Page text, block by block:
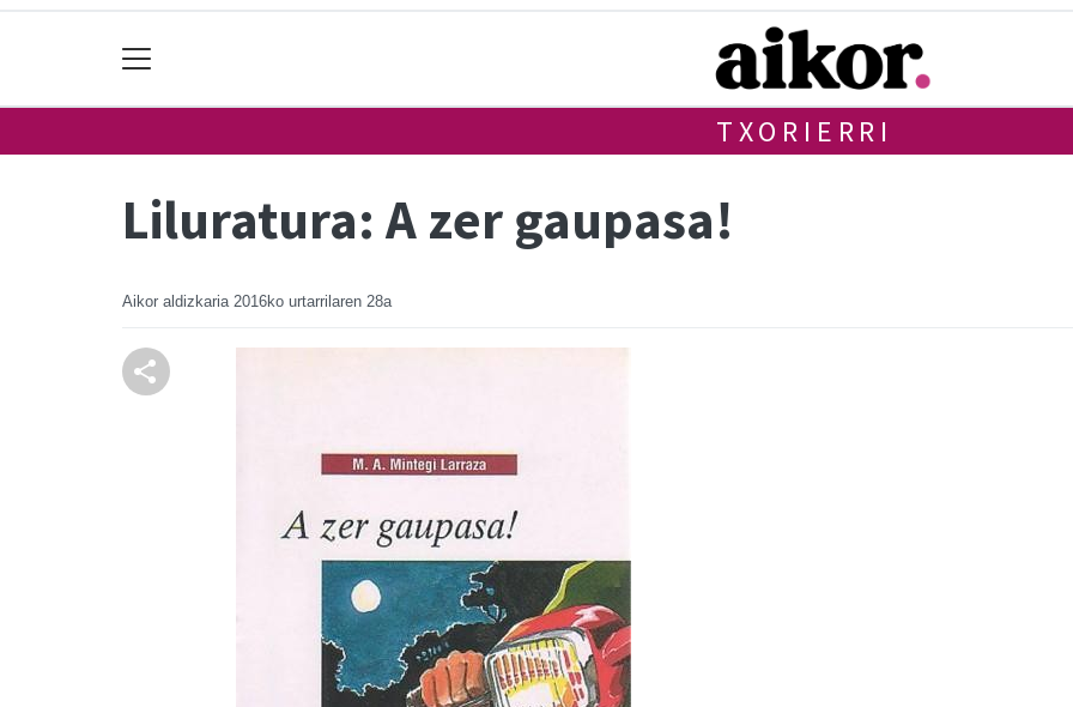
TXORIERRI
Liluratura: A zer gaupasa!
Aikor aldizkaria 2016ko urtarrilaren 28a